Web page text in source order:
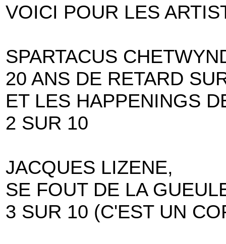
VOICI POUR LES
SPARTACUS
20 ANS DE RETARD
ET LES HAPPENINGS
2 SUR 10
JACQUES LIZENE,
SE FOUT DE LA
3 SUR 10 (C'EST UN